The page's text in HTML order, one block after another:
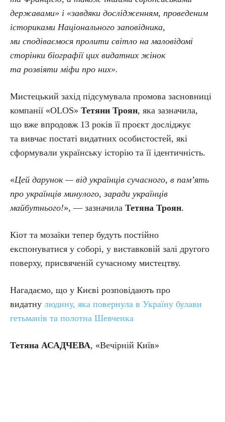
державами» і «завдяки дослідженням, проведеним
істориками Національного заповідника,
ми сподіваємося пролити світло на маловідомі
сторінки біографії цих видатних жінок
та розвіяти міфи про них».
Мистецький захід підсумувала промова засновниці
компанії «OLOS» Тетяни Троян, яка зазначила,
що вже впродовж 13 років її проєкт досліджує
та вивчає постаті видатних особистостей, які
сформували українську історію та її ідентичність.
«Цей дарунок — від українців сучасного, в пам’ять
про українців минулого, заради українців
майбутнього!», — зазначила Тетяна Троян.
Кіот та мозаїки тепер будуть постійно
експонуватися у соборі, у виставковій залі другого
поверху, присвяченій сучасному мистецтву.
Нагадаємо, що у Києві розповідають про
видатну людину, яка повернула в Україну булави
гетьманів та полотна Шевченка
Тетяна АСАДЧЕВА, «Вечірній Київ»